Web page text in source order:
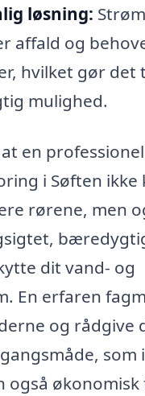
løsning:
affald og
hvilket gør det
mulighed.
en
i Søften ikke
rørene, men
dit vand- og
En erfaren
og rådgive
som
også